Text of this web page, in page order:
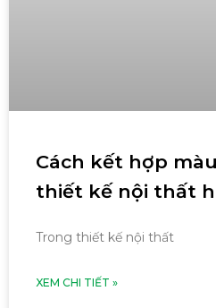
Cách kết hợp
thiết kế nội thất
Trong thiết kế nội thất
XEM CHI TIẾT »